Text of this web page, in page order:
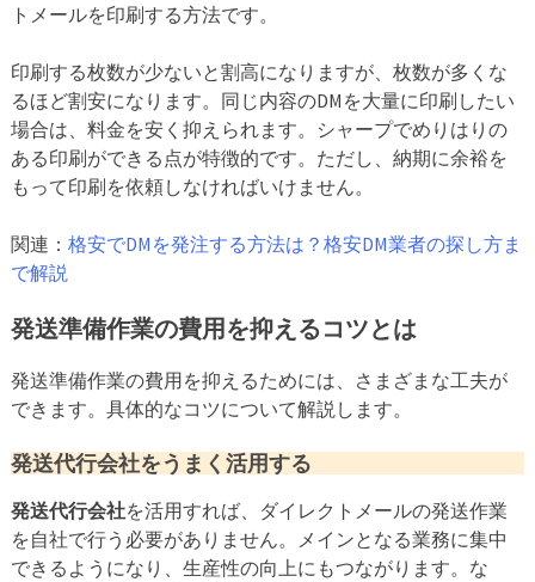
トメールを印刷する方法です。
印刷する枚数が少ないと割高になりますが、枚数が多くな
るほど割安になります。同じ内容のDMを大量に印刷したい
場合は、料金を安く抑えられます。シャープでめりはりの
ある印刷ができる点が特徴的です。ただし、納期に余裕を
もって印刷を依頼しなければいけません。
関連： 格安でDMを発注する方法は？格安DM業者の探し方ま
で解説
発送準備作業の費用を抑えるコツとは
発送準備作業の費用を抑えるためには、さまざまな工夫が
できます。具体的なコツについて解説します。
発送代行会社をうまく活用する
発送代行会社を活用すれば、ダイレクトメールの発送作業
を自社で行う必要がありません。メインとなる業務に集中
できるようになり、生産性の向上にもつながります。な